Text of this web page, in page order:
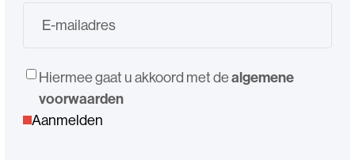
Hiermee gaat u akkoord met dealgemene
voorwaarden
Aanmelden